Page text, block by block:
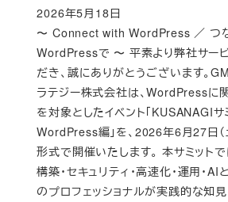
〜 Connect with WordPress ／ つな
WordPressで 〜 平素より弊社サー
だき、誠にありがとうございます。
ラテジー株式会社は、WordPressに
を対象としたイベント「KUSANAGI
WordPress編」を、2026年6月27日（
形式で開催いたします。 本サミット
構築・セキュリティ・高速化・運用・
のプロフェッショナルが実践的な知
Published
2026年5月18日